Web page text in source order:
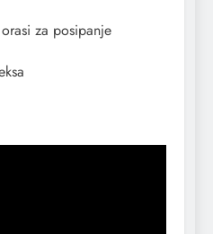
za posipanje